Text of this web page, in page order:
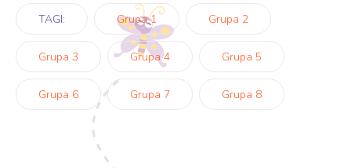
TAGI: Grupa 1 Grupa 2
Grupa 3 Grupa 4 Grupa 5
Grupa 6 Grupa 7 Grupa 8